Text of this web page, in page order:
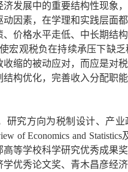
发展中的重要结构性现象
因素，在学理和实践层面
价格水平走低、中长期结
宏观税负在持续承压下缺
缩的被动应对，而应是对
构优化，完善收入分配职
究方向为税制设计、产业
of Economics and
等学校科学研究优秀成果
优秀论文奖、青木昌彦经